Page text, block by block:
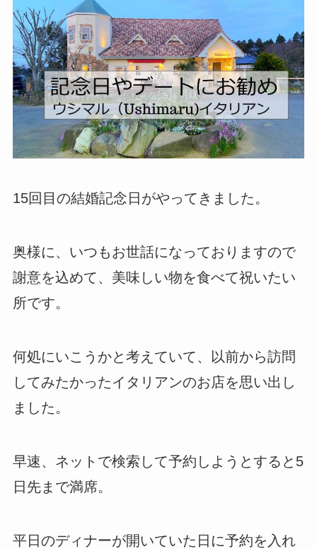
15回目の結婚記念日がやってきました。
奥様に、いつもお世話になっておりますので
謝意を込めて、美味しい物を食べて祝いたい
所です。
何処にいこうかと考えていて、以前から訪問
してみたかったイタリアンのお店を思い出し
ました。
早速、ネットで検索して予約しようとすると5
日先まで満席。
平日のディナーが開いていた日に予約を入れ